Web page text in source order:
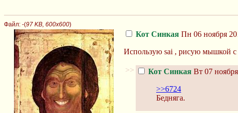
Файл: -(97 KB, 600x600)
Кот Синкая Пн 06 ноября
Использую sai , рисую мышкой
>> Кот Синкая Вт 07
>>6724
Бедняга.